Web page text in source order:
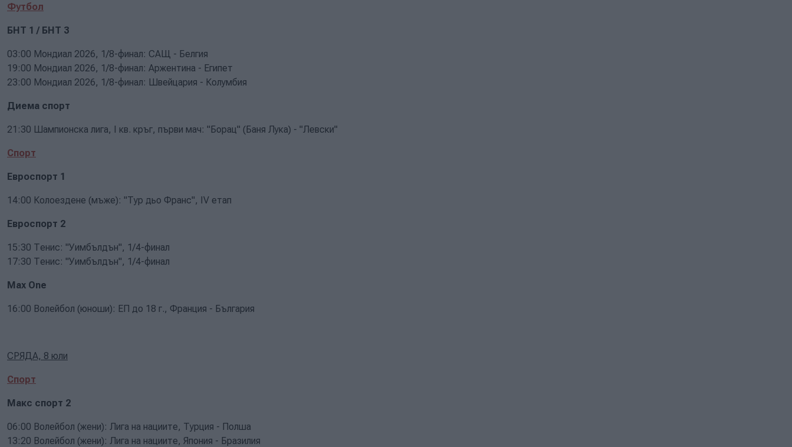
Футбол
БНТ 1 / БНТ 3
03:00 Мондиал 2026, 1/8-финал: САЩ - Белгия
19:00 Мондиал 2026, 1/8-финал: Аржентина - Египет
23:00 Мондиал 2026, 1/8-финал: Швейцария - Колумбия
Диема спорт
21:30 Шампионска лига, I кв. кръг, първи мач: "Борац" (Баня Лука) - "Левски"
Спорт
Евроспорт 1
14:00 Колоездене (мъже): "Тур дьо Франс", IV етап
Евроспорт 2
15:30 Тенис: "Уимбълдън", 1/4-финал
17:30 Тенис: "Уимбълдън", 1/4-финал
Max One
16:00 Волейбол (юноши): ЕП до 18 г., Франция - България
СРЯДА, 8 юли
Спорт
Макс спорт 2
06:00 Волейбол (жени): Лига на нациите, Турция - Полша
13:20 Волейбол (жени): Лига на нациите, Япония - Бразилия